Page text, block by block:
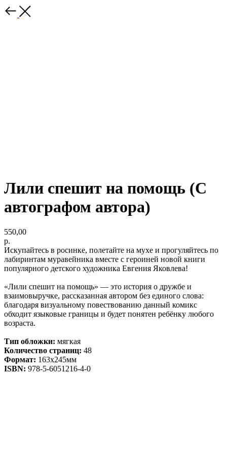
Лили спешит на помощь (С
автографом автора)
550,00
р.
Искупайтесь в росинке, полетайте на мухе и прогуляйтесь по
лабиринтам муравейника вместе с героиней новой книги
популярного детского художника Евгения Яковлева!
«Лили спешит на помощь» — это история о дружбе и
взаимовыручке, рассказанная автором без единого слова:
благодаря визуальному повествованию данный комикс
обходит языковые границы и будет понятен ребёнку любого
возраста.
Тип обложки: мягкая
Количество страниц: 48
Формат: 163x245мм
ISBN: 978-5-6051216-4-0